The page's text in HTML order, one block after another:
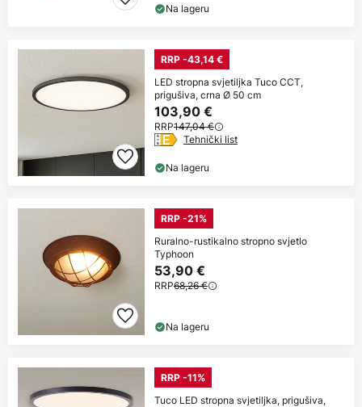
Na lageru
RRP -43,14 €
LED stropna svjetiljka Tuco CCT,
prigušiva, crna Ø 50 cm
103,90 €
RRP147,04 €
Tehnički list
Na lageru
RRP -21%
Ruralno-rustikalno stropno svjetlo
Typhoon
53,90 €
RRP68,26 €
Na lageru
RRP -11%
Tuco LED stropna svjetiljka, prigušiva,